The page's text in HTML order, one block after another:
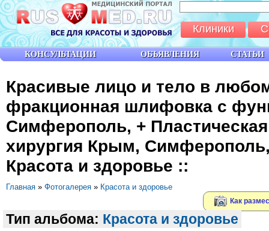
Красивые лицо и тело в
фракционная шлифовка с
Cимферополь, + Пластическая
хирургия Крым,
Красота и здоровье ::
Главная » Фотогалерея » Красота и здоровье
Как
Тип альбома: Красота и здоровье
КОНСУЛЬТАЦИИ ОБЪЯВЛЕНИЯ СТАТЬИ
Клиники